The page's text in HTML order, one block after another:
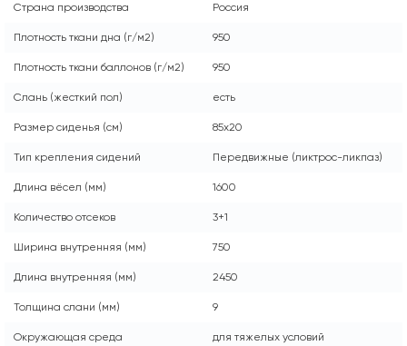
Страна производства Россия
Плотность ткани дна (г/м2) 950
Плотность ткани баллонов (г/м2) 950
Слань (жесткий пол) есть
Размер сиденья (см) 85x20
Тип крепления сидений Передвижные (ликтрос-ликпаз)
Длина вёсел (мм) 1600
Количество отсеков 3+1
Ширина внутренняя (мм) 750
Длина внутренняя (мм) 2450
Толщина слани (мм) 9
Окружающая среда для тяжелых условий